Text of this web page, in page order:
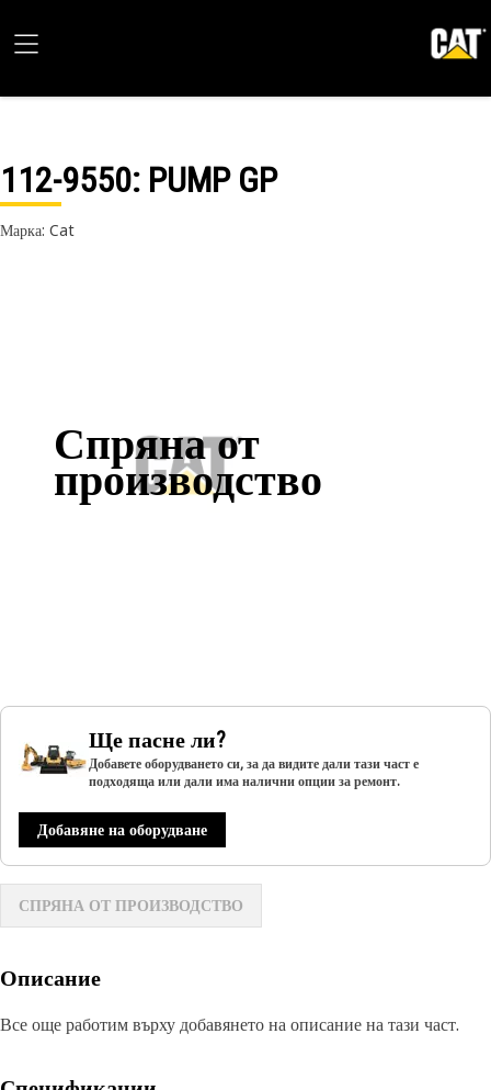
112-9550: PUMP GP
Марка: Cat
Спряна от
производство
Ще пасне ли?
Добавете оборудването си, за да видите дали тази част е
подходяща или дали има налични опции за ремонт.
Добавяне на оборудване
СПРЯНА ОТ ПРОИЗВОДСТВО
Описание
Все още работим върху добавянето на описание на тази част.